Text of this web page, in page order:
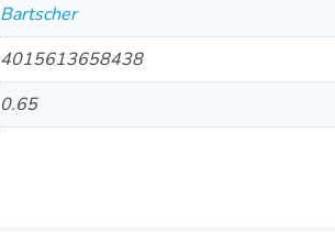
Bartscher
4015613658438
0.65